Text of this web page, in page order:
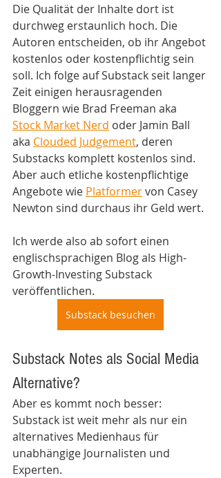
Die Qualität der Inhalte dort ist
durchweg erstaunlich hoch. Die
Autoren entscheiden, ob ihr Angebot
kostenlos oder kostenpflichtig sein
soll. Ich folge auf Substack seit langer
Zeit einigen herausragenden
Bloggern wie Brad Freeman aka
Stock Market Nerd oder Jamin Ball
aka Clouded Judgement, deren
Substacks komplett kostenlos sind.
Aber auch etliche kostenpflichtige
Angebote wie Platformer von Casey
Newton sind durchaus ihr Geld wert.
Ich werde also ab sofort einen
englischsprachigen Blog als High-
Growth-Investing Substack
veröffentlichen.
Substack besuchen
Substack Notes als Social Media
Alternative?
Aber es kommt noch besser:
Substack ist weit mehr als nur ein
alternatives Medienhaus für
unabhängige Journalisten und
Experten.